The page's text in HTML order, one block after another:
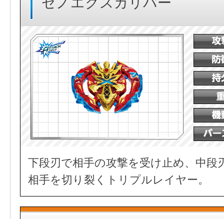
下段刃で相手の攻撃を受け止め、中段
相手を切り裂くトリプルレイヤー。